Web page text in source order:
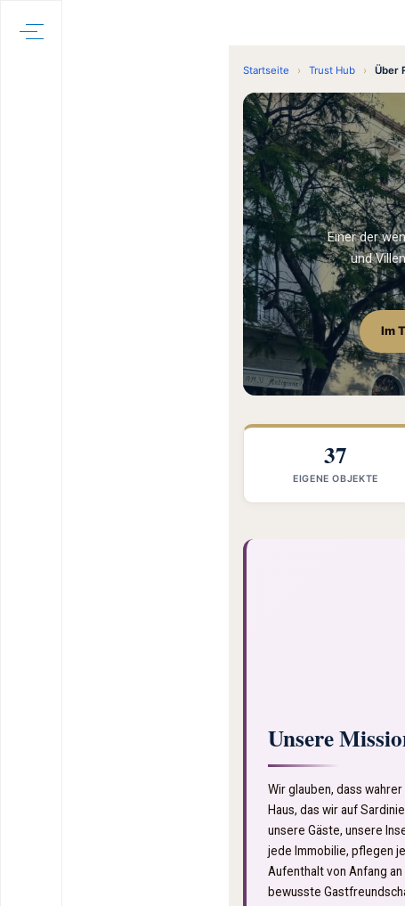
Startseite › Trust Hub › Über
Einer der
und
Im
37
EIGENE OBJEKTE
Unsere
Wir glauben, dass
Haus, das wir auf
unsere Gäste, unsere
jede Immobilie, pflegen
Aufenthalt von Anfang
bewusste